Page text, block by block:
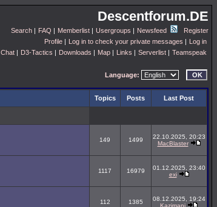
Descentforum.DE
Search | FAQ | Memberlist | Usergroups | Newsfeed
Register
Profile | Log in to check your private messages | Log in
Chat | D3-Tactics | Downloads | Map | Links | Serverlist | Teamspeak
Language:
Topics Posts Last Post
149 1499
22.10.2025, 20:23
MacBlaster
1117 16979
01.12.2025, 23:40
exi
112 1385
08.12.2025, 19:24
Kazimani